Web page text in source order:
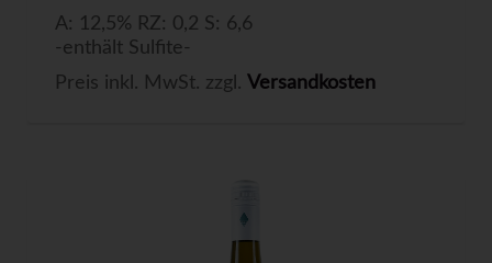
A: 12,5% RZ: 0,2 S: 6,6
-enthält Sulfite-
Preis inkl. MwSt. zzgl. Versandkosten